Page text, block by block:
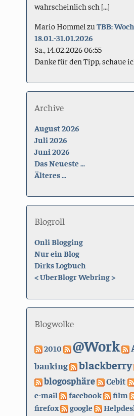
wahrscheinlich sch [...]
Mario Hommel zuTBB:
18.01.-31.01.2026
Sa., 14.02.2026 06:55
Danke für den Tipp, schaue
Archive
August 2026
Juli 2026
Juni 2026
Das Neueste ...
Älteres ...
Blogroll
Onli Blogging
Nur ein Blog
Dirks Logbuch
<UberBlogr Webring>
Blogwolke
2010 @Work
banking blackberry
blogosphäre Cebit
e-mail
facebook film
firefox google